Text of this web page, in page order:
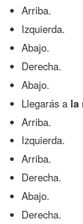
Arriba.
Izquierda.
Abajo.
Derecha.
Abajo.
Llegarás a la
Arriba.
Izquierda.
Arriba.
Derecha.
Abajo.
Derecha.